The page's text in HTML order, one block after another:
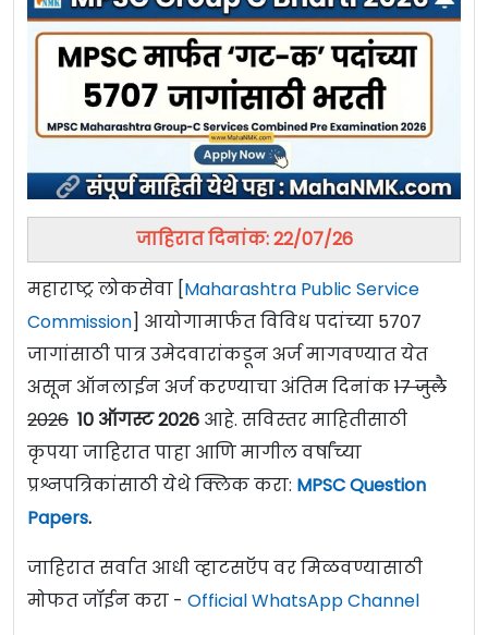
जाहिरात दिनांक: 22/07/26
महाराष्ट्र लोकसेवा [Maharashtra Public Service
Commission] आयोगामार्फत विविधपदांच्या 5707
जागांसाठी पात्र उमेदवारांकडून अर्ज मागवण्यात येत
असून ऑनलाईन अर्ज करण्याचा अंतिम दिनांक17 जुलै
2026 10 ऑगस्ट 2026 आहे. सविस्तर माहितीसाठी
कृपया जाहिरात पाहा आणि मागील वर्षांच्या
प्रश्नपत्रिकांसाठी येथे क्लिक करा: MPSC Question
Papers.
जाहिरात सर्वात आधी व्हाटसऍप वर मिळवण्यासाठी
मोफत जॉईन करा - Official WhatsApp Channel